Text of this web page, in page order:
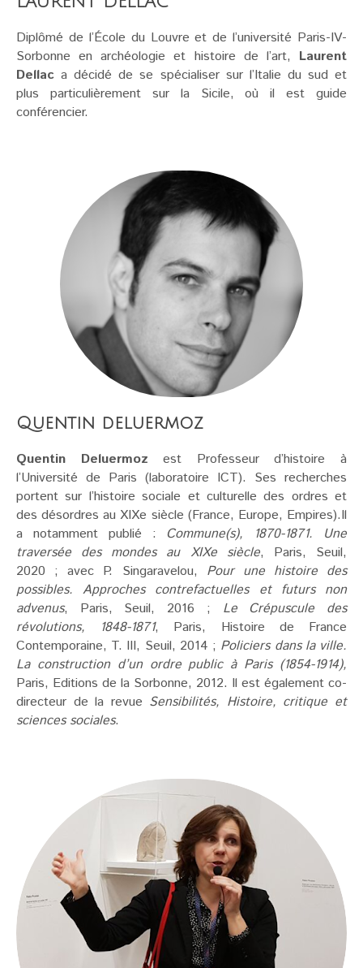
Diplômé de l’École du Louvre et de l’université Paris-IV-
Sorbonne en archéologie et histoire de l’art, Laurent
Dellac a décidé de se spécialiser sur l’Italie du sud et
plus particulièrement sur la Sicile, où il est guide
conférencier.
Quentin deluermoz
Quentin Deluermoz est Professeur d’histoire à
l’Université de Paris (laboratoire ICT). Ses recherches
portent sur l’histoire sociale et culturelle des ordres et
des désordres au XIXe siècle (France, Europe, Empires).Il
a notamment publié : Commune(s), 1870-1871. Une
traversée des mondes au XIXe siècle, Paris, Seuil,
2020 ; avec P. Singaravelou, Pour une histoire des
possibles. Approches contrefactuelles et futurs non
advenus, Paris, Seuil, 2016 ; Le Crépuscule des
révolutions, 1848-1871, Paris, Histoire de France
Contemporaine, T. III, Seuil, 2014 ; Policiers dans la ville.
La construction d’un ordre public à Paris (1854-1914),
Paris, Editions de la Sorbonne, 2012. Il est également co-
directeur de la revue Sensibilités, Histoire, critique et
sciences sociales.